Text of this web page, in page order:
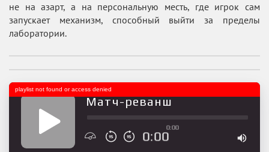
не на азарт, а на персональную месть, где игрок сам
запускает механизм, способный выйти за пределы
лаборатории.
Матч-реванш
0:00
0:00
playlist not found or access denied